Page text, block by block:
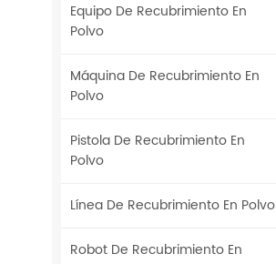
Equipo De Recubrimiento En
Polvo
Máquina De Recubrimiento En
Polvo
Pistola De Recubrimiento En
Polvo
Línea De Recubrimiento En Polvo
Robot De Recubrimiento En